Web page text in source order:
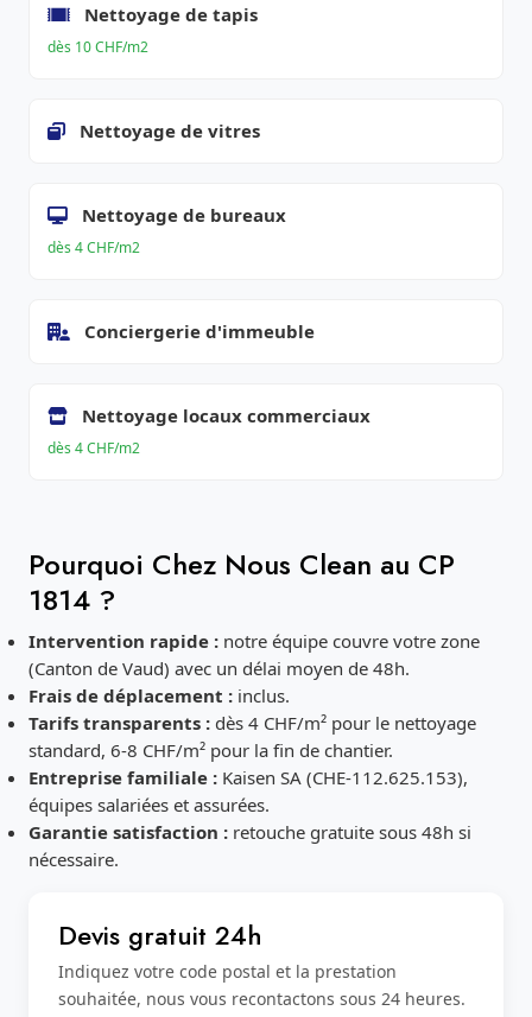
Nettoyage de tapis
dès 10 CHF/m2
Nettoyage de vitres
Nettoyage de bureaux
dès 4 CHF/m2
Conciergerie d'immeuble
Nettoyage locaux commerciaux
dès 4 CHF/m2
Pourquoi Chez Nous Clean au CP
1814 ?
Intervention rapide :notre équipe couvre votre zone
(Canton de Vaud) avec un délai moyen de 48h.
Frais de déplacement :inclus.
Tarifs transparents :dès 4 CHF/m² pour le nettoyage
standard, 6-8 CHF/m² pour la fin de chantier.
Entreprise familiale :Kaisen SA (CHE-112.625.153),
équipes salariées et assurées.
Garantie satisfaction :retouche gratuite sous 48h si
nécessaire.
Devis gratuit 24h
Indiquez votre code postal et la prestation
souhaitée, nous vous recontactons sous 24 heures.